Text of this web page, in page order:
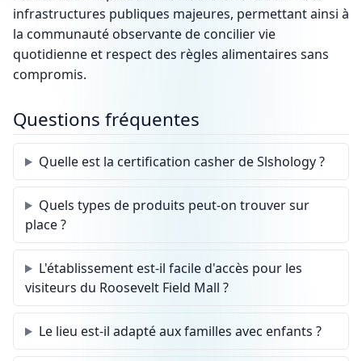
infrastructures publiques majeures, permettant ainsi à
la communauté observante de concilier vie
quotidienne et respect des règles alimentaires sans
compromis.
Questions fréquentes
Quelle est la certification casher de Slshology ?
Quels types de produits peut-on trouver sur
place ?
L'établissement est-il facile d'accès pour les
visiteurs du Roosevelt Field Mall ?
Le lieu est-il adapté aux familles avec enfants ?